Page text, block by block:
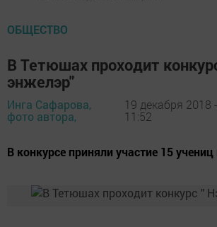
ОБЩЕСТВО
В Тетюшах проходит
энжелэр"
Инга Сафарова,
фото автора,
19 декабря 2018 -
11:52
В конкурсе приняли участие 15